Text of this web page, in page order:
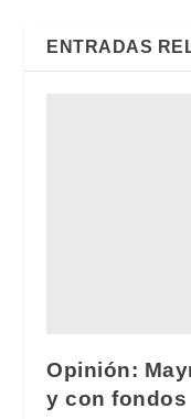
ENTRADAS
Opinión:
y con